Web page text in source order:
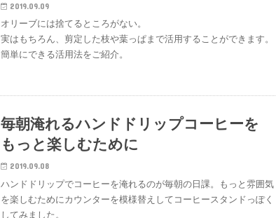
2019.09.09
オリーブには捨てるところがない。
実はもちろん、剪定した枝や葉っぱまで活用することができます。
簡単にできる活用法をご紹介。
毎朝淹れるハンドドリップコーヒーを
もっと楽しむために
2019.09.08
ハンドドリップでコーヒーを淹れるのが毎朝の日課。もっと雰囲気
を楽しむためにカウンターを模様替えしてコーヒースタンドっぽく
してみました。